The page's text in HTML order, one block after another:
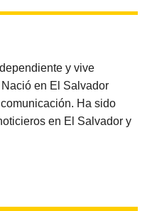
y vive
en El Salvador
Ha sido
en El Salvador y